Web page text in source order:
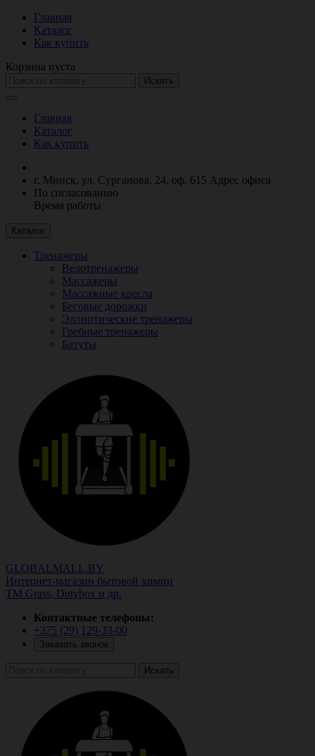
Главная
Каталог
Как купить
Корзина пуста
Искать
Главная
Каталог
Как купить
г. Минск, ул. Сурганова, 24, оф. 615 Адрес офиса
По согласованию
Время работы
Каталог
Тренажеры
Велотренажеры
Массажеры
Массажные кресла
Беговые дорожки
Эллиптические тренажеры
Гребные тренажеры
Батуты
GLOBALMALL.BY
Интернет-магазин бытовой химии
ТМ Grass, Dutybox и др.
Контактные телефоны:
+375 (29) 129-33-00
Заказать звонок
Искать